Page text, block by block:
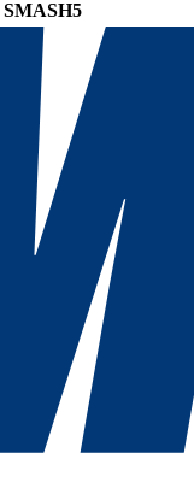
SMASH5